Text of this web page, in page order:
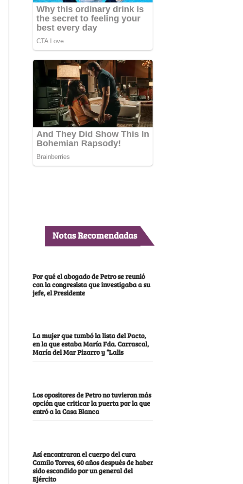
Notas Recomendadas
Por qué el abogado de Petro se reunió
con la congresista que investigaba a su
jefe, el Presidente
La mujer que tumbó la lista del Pacto,
en la que estaba María Fda. Carrascal,
María del Mar Pizarro y “Lalis
Los opositores de Petro no tuvieron más
opción que criticar la puerta por la que
entró a la Casa Blanca
Así encontraron el cuerpo del cura
Camilo Torres, 60 años después de haber
sido escondido por un general del
Ejército